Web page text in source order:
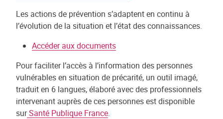
Les actions de prévention s’adaptent en continu à
l’évolution de la situation et l’état des connaissances.
Accéder aux documents
Pour faciliter l’accès à l’information des personnes
vulnérables en situation de précarité, un outil imagé,
traduit en 6 langues, élaboré avec des professionnels
intervenant auprès de ces personnes est disponible
surSanté Publique France.